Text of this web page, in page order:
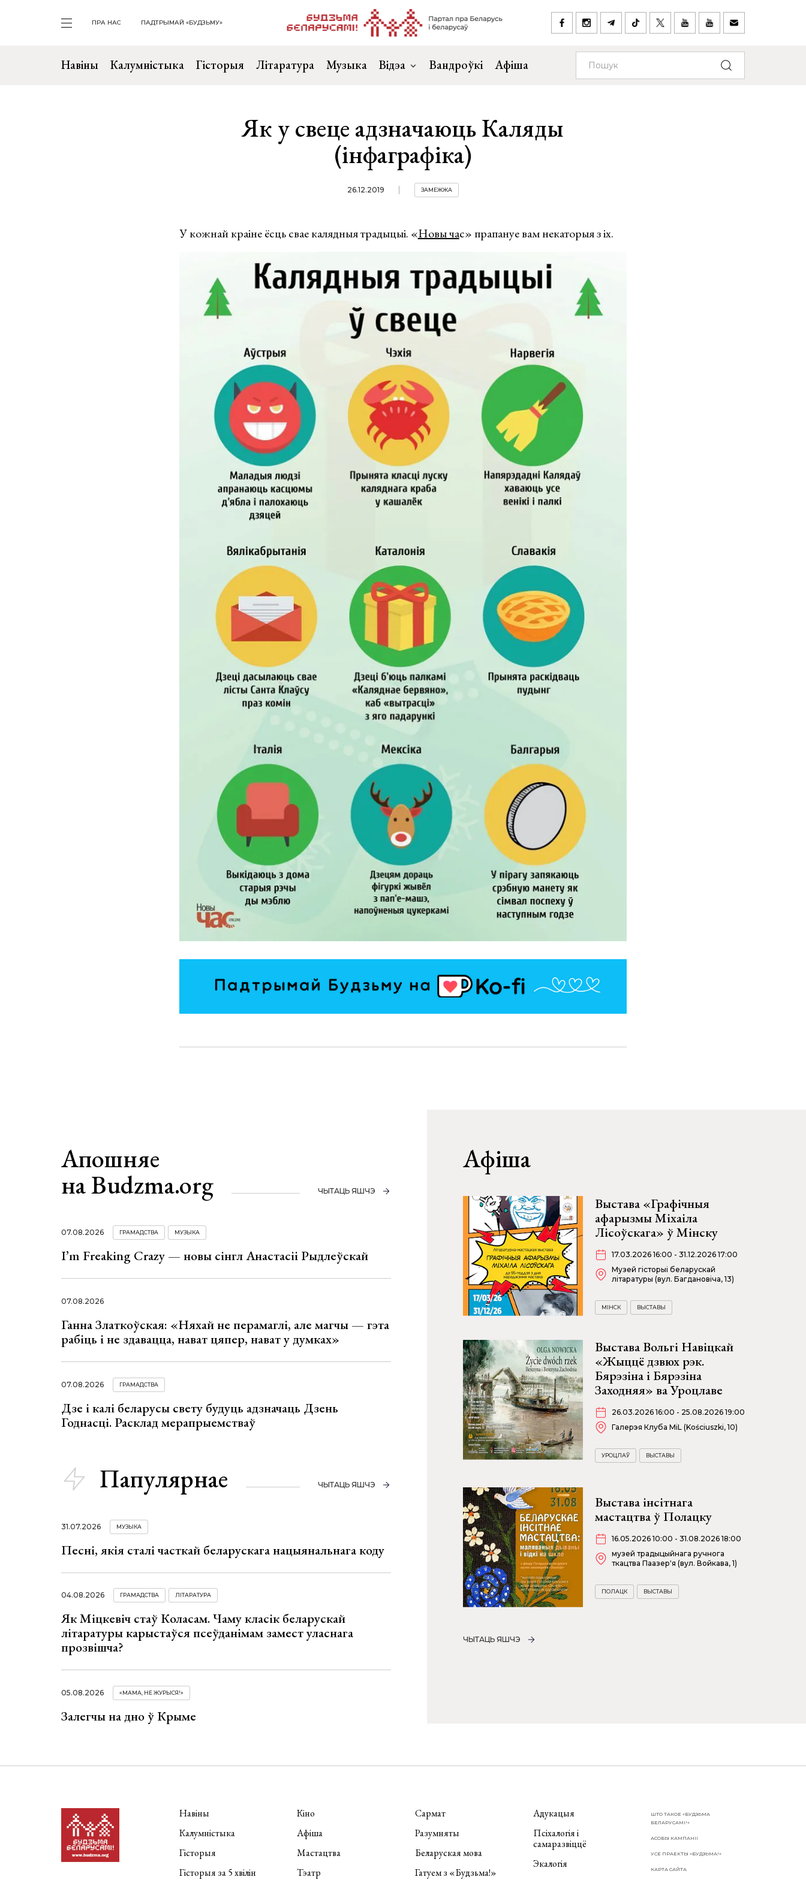
ПРА НАС ПАДТРЫМАЙ «БУДЗЬМУ»
Навіны Калумністыка Гісторыя Літаратура Музыка Відэа Вандроўкі Афіша
Як у свеце адзначаюць Каляды
(інфаграфіка)
26.12.2019 ЗАМЕЖЖА
У кожнай краіне ёсць свае калядныя традыцыі. «Новы час» прапануе вам некаторыя з іх.
Апошняе
на Budzma.org
ЧЫТАЦЬ ЯШЧЭ
07.08.2026 ГРАМАДСТВА МУЗЫКА
I’m Freaking Crazy — новы сінгл Анастасіі Рыдлеўскай
07.08.2026
Ганна Златкоўская: «Няхай не перамаглі, але магчы — гэта
рабіць і не здавацца, нават цяпер, нават у думках»
07.08.2026 ГРАМАДСТВА
Дзе і калі беларусы свету будуць адзначаць Дзень
Годнасці. Расклад мерапрыемстваў
Папулярнае ЧЫТАЦЬ ЯШЧЭ
31.07.2026 МУЗЫКА
Песні, якія сталі часткай беларускага нацыянальнага коду
04.08.2026 ГРАМАДСТВА ЛІТАРАТУРА
Як Міцкевіч стаў Коласам. Чаму класік беларускай
літаратуры карыстаўся псеўданімам замест уласнага
прозвішча?
05.08.2026 «МАМА, НЕ ЖУРЫСЯ!»
Залегчы на дно ў Крыме
Афіша
Выстава «Графічныя
афарызмы Міхаіла
Лісоўскага» ў Мінску
17.03.2026 16:00 - 31.12.2026 17:00
Музей гісторыі беларускай
літаратуры (вул. Багдановіча, 13)
МІНСК ВЫСТАВЫ
Выстава Вольгі Навіцкай
«Жыццё дзвюх рэк.
Бярэзіна і Бярэзіна
Заходняя» ва Уроцлаве
26.03.2026 16:00 - 25.08.2026 19:00
Галерэя Клуба MiL (Kościuszki, 10)
УРОЦЛАЎ ВЫСТАВЫ
Выстава інсітнага
мастацтва ў Полацку
16.05.2026 10:00 - 31.08.2026 18:00
музей традыцыйнага ручнога
ткацтва Паазер'я (вул. Войкава, 1)
ПОЛАЦК ВЫСТАВЫ
ЧЫТАЦЬ ЯШЧЭ
Навіны
Калумністыка
Гісторыя
Гісторыя за 5 хвілін
Кіно
Афіша
Мастацтва
Тэатр
Сармат
Разумняты
Беларуская мова
Гатуем з «Будзьма!»
Адукацыя
Псіхалогія і
самаразвіццё
Экалогія
ШТО ТАКОЕ «БУДЗЬМА
БЕЛАРУСАМІ!»
АСОБЫ КАМПАНІІ
УСЕ ПРАЕКТЫ «БУДЗЬМА!»
КАРТА САЙТА